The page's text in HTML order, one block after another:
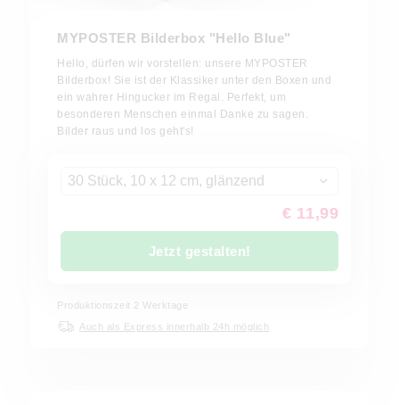
MYPOSTER Bilderbox "Hello Blue"
Hello, dürfen wir vorstellen: unsere MYPOSTER
Bilderbox! Sie ist der Klassiker unter den Boxen und
ein wahrer Hingucker im Regal. Perfekt, um
besonderen Menschen einmal Danke zu sagen.
Bilder raus und los geht's!
30 Stück, 10 x 12 cm, glänzend
€ 11,99
Jetzt gestalten!
Produktionszeit 2 Werktage
Auch als Express innerhalb 24h möglich